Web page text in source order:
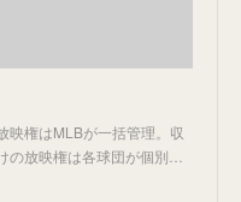
映権はMLBが一括管理。収
の放映権は各球団が個別…